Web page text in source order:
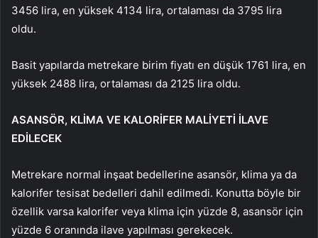
3456 lira, en yüksek 4134 lira, ortalaması da 3795 lira
oldu.
Basit yapılarda metrekare birim fiyatı en düşük 1761 lira, en
yüksek 2488 lira, ortalaması da 2125 lira oldu.
ASANSÖR, KLİMA VE KALORİFER MALİYETİ İLAVE
EDİLECEK
Metrekare normal inşaat bedellerine asansör, klima ya da
kalorifer tesisat bedelleri dahil edilmedi. Konutta böyle bir
özellik varsa kalorifer veya klima için yüzde 8, asansör için
yüzde 6 oranında ilave yapılması gerekecek.